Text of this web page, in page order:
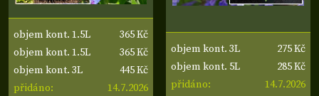
objem kont. 1.5L
365 Kč
objem kont. 1.5L
365 Kč
objem kont. 3L
445 Kč
přidáno:
14.7.2026
objem kont. 3L
275 Kč
objem kont. 5L
285 Kč
přidáno:
14.7.2026